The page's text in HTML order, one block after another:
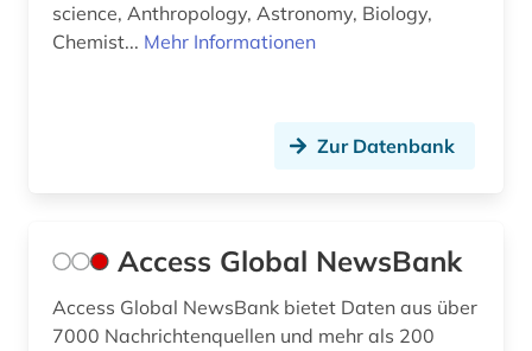
einblattdrucke (1)
elektronische bibliothek (1)
elektronische zeitschrift (15)
science, Anthropology, Astronomy, Biology,
Chemist... Mehr Informationen
Zur Datenbank
Access Global NewsBank
Access Global NewsBank bietet Daten aus über
7000 Nachrichtenquellen und mehr als 200